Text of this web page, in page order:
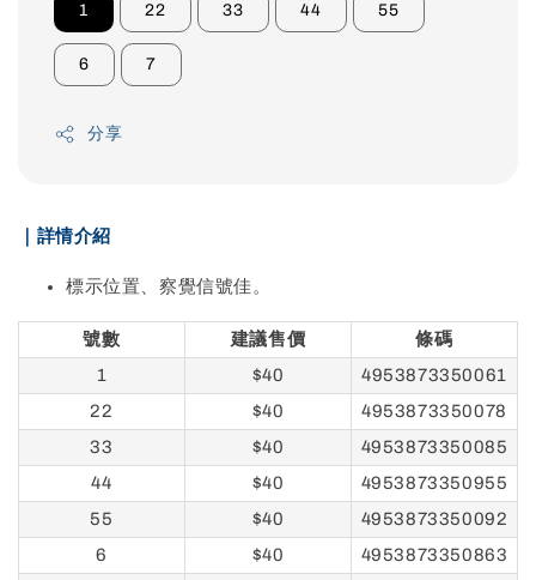
1 22 33 44 55
6 7
分享
｜詳情介紹
標示位置、察覺信號佳。
號數 建議售價
條碼
1
$40
4953873350061
22
$40
4953873350078
33
$40
4953873350085
44
$40
4953873350955
55
$40
4953873350092
6
$40
4953873350863